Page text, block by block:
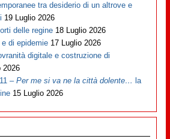
tra desiderio di un altrove e
19 Luglio 2026
delle regine 18 Luglio 2026
di epidemie 17 Luglio 2026
digitale e costruzione di
2026
–Per me si va ne la città dolente… la
15 Luglio 2026